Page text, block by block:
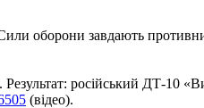
оборони завдають
російський ДТ-10
(відео).